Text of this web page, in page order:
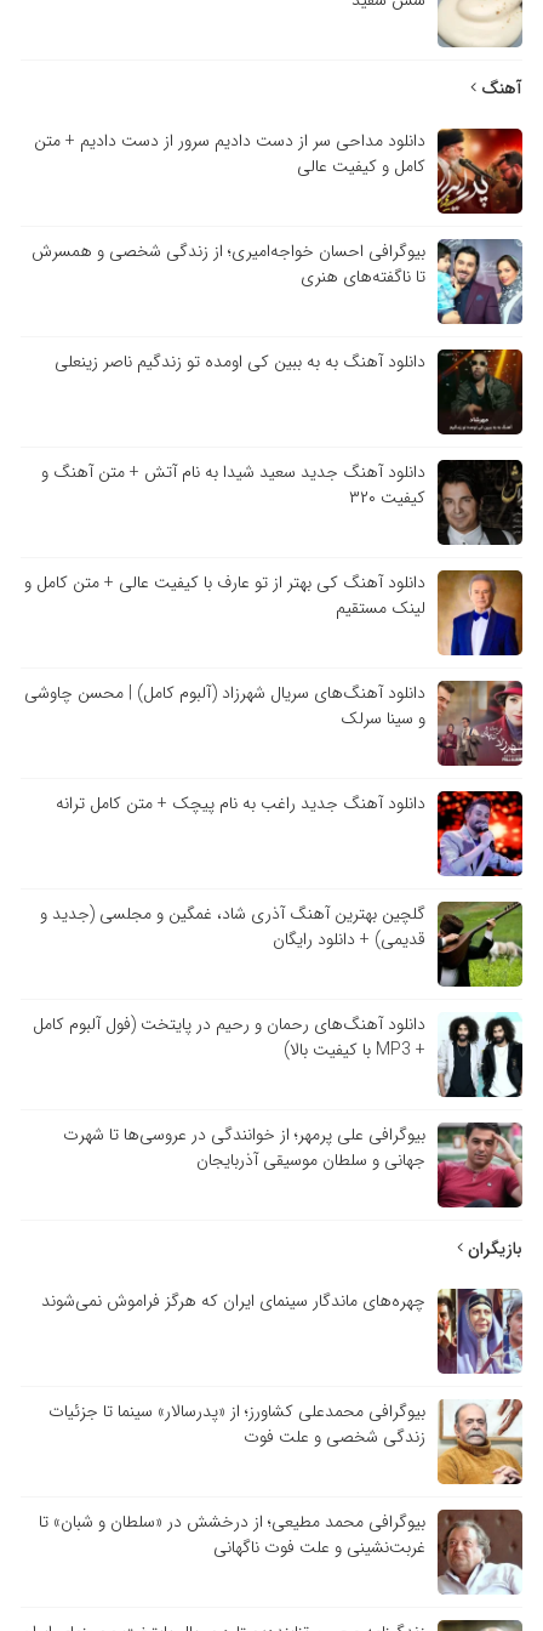
آهنگ
دانلود مداحی سر از دست دادیم سرور از دست دادیم + متن
کامل و کیفیت عالی
بیوگرافی احسان خواجه‌امیری؛ از زندگی شخصی و همسرش
تا ناگفته‌های هنری
دانلود آهنگ به به ببین کی اومده تو زندگیم ناصر زینعلی
دانلود آهنگ جدید سعید شیدا به نام آتش + متن آهنگ و
کیفیت ۳۲۰
دانلود آهنگ کی بهتر از تو عارف با کیفیت عالی + متن کامل و
لینک مستقیم
دانلود آهنگ‌های سریال شهرزاد (آلبوم کامل) | محسن چاوشی
و سینا سرلک
دانلود آهنگ جدید راغب به نام پیچک + متن کامل ترانه
گلچین بهترین آهنگ آذری شاد، غمگین و مجلسی (جدید و
قدیمی) + دانلود رایگان
دانلود آهنگ‌های رحمان و رحیم در پایتخت (فول آلبوم کامل
+ MP3 با کیفیت بالا)
بیوگرافی علی پرمهر؛ از خوانندگی در عروسی‌ها تا شهرت
جهانی و سلطان موسیقی آذربایجان
بازیگران
چهره‌های ماندگار سینمای ایران که هرگز فراموش نمی‌شوند
بیوگرافی محمدعلی کشاورز؛ از «پدرسالار» سینما تا جزئیات
زندگی شخصی و علت فوت
بیوگرافی محمد مطیعی؛ از درخشش در «سلطان و شبان» تا
غربت‌نشینی و علت فوت ناگهانی